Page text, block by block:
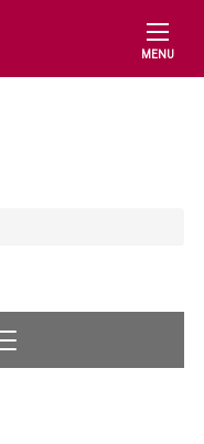
MENU